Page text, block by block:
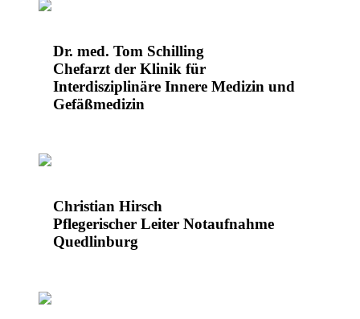
Dr. med. Tom Schilling
Chefarzt der Klinik für
Interdisziplinäre Innere Medizin und
Gefäßmedizin
Christian Hirsch
Pflegerischer Leiter Notaufnahme
Quedlinburg